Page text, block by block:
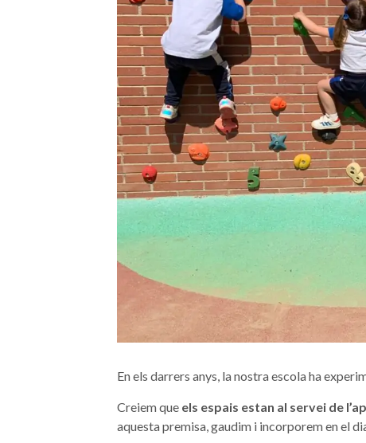
En els darrers anys, la nostra escola ha
Creiem que els espais estan al servei de
aquesta premisa, gaudim i incorporem en el